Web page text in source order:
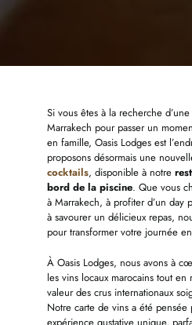
Si vous êtes à la recherche
Marrakech pour passer un
en famille, Oasis Lodges est
proposons désormais une
cocktails, disponible à notre
bord de la piscine. Que vous
à Marrakech, à profiter d’un day
à savourer un délicieux repas,
pour transformer votre journée
À Oasis Lodges, nous avons à
les vins locaux marocains tout en
valeur des crus internationaux
Notre carte de vins a été